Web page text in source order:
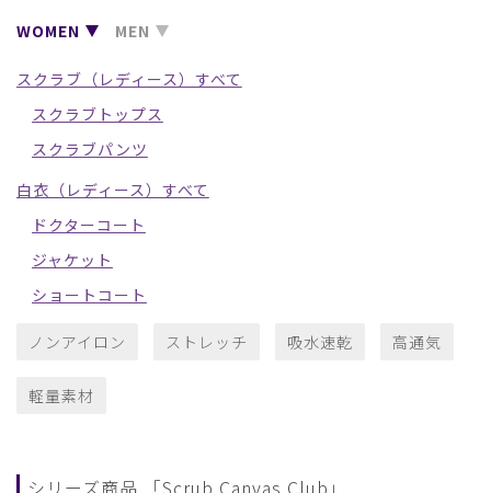
WOMEN MEN
スクラブ（レディース）すべて
スクラブトップス
スクラブパンツ
白衣（レディース）すべて
ドクターコート
ジャケット
ショートコート
ノンアイロン ストレッチ 吸水速乾 高通気
軽量素材